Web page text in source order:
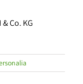
Co. KG